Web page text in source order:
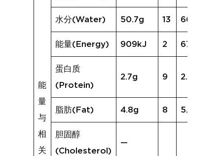
能
量
与
相
关
水分(Water) 50.7g 13 66.5g
能量(Energy) 909kJ 2 671kJ
蛋白质
(Protein)
2.7g 9 2.5g
脂肪(Fat) 4.8g 8 5.8g
胆固醇
(Cholesterol)
—